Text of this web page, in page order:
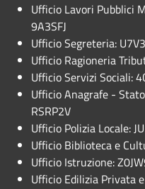
Ufficio Lavori Pubblici
9A3SFJ
Ufficio Segreteria:
Ufficio Ragioneria
Ufficio Servizi Sociali:
Ufficio Anagrafe -
RSRP2V
Ufficio Polizia Locale:
Ufficio Biblioteca e
Ufficio Istruzione:
Ufficio Edilizia Privata